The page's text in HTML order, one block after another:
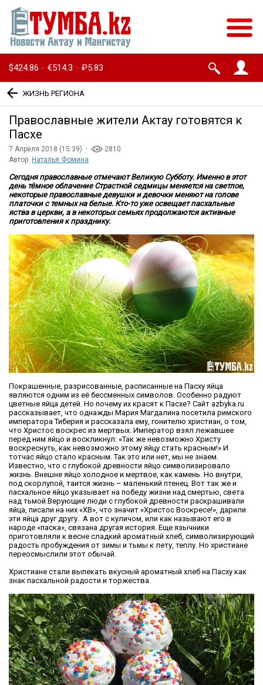
$424.86 · €514.3 · ₽5.83
ЖИЗНЬ РЕГИОНА
Православные жители Актау готовятся к
Пасхе
7 Апреля 2018 (15:39) ·
2810
Автор: Наталья Фомина
Сегодня православные отмечают Великую Субботу. Именно в этот
день тёмное облачение Страстной седмицы меняется на светлое,
некоторые православные девушки и девочки меняют на голове
платочки с темных на белые. Кто-то уже освещает пасхальные
яства в церкви, а в некоторых семьях продолжаются активные
приготовления к празднику.
Покрашенные, разрисованные, расписанные на Пасху яйца
являются одним из её бессменных символов. Особенно радуют
цветные яйца детей. Но почему их красят к Пасхе? Сайт azbyka.ru
рассказывает, что однажды Мария Магдалина посетила римского
императора Тиберия и рассказала ему, гонителю христиан, о том,
что Христос воскрес из мертвых. Император взял лежавшее
перед ним яйцо и воскликнул: «Так же невозможно Христу
воскреснуть, как невозможно этому яйцу стать красным!» И
тотчас яйцо стало красным. Так это или нет, мы не знаем.
Известно, что с глубокой древности яйцо символизировало
жизнь. Внешне яйцо холодное и мертвое, как камень. Но внутри,
под скорлупой, таится жизнь – маленький птенец. Вот так же и
пасхальное яйцо указывает на победу жизни над смертью, света
над тьмой.Верующие люди с глубокой древности раскрашивали
яйца, писали на них «ХВ», что значит «Христос Воскресе!», дарили
эти яйца друг другу. А вот с куличом, или как называют его в
народе «паска», связана другая история. Еще язычники
приготовляли к весне сладкий ароматный хлеб, символизирующий
радость пробуждения от зимы и тьмы к лету, теплу. Но христиане
переосмыслили этот обычай.
Христиане стали выпекать вкусный ароматный хлеб на Пасху как
знак пасхальной радости и торжества.